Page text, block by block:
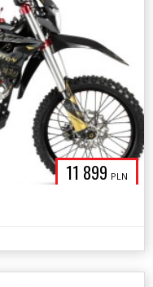
11 899 PLN